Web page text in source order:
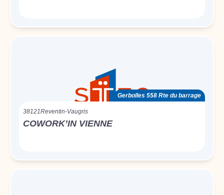
Gerbolles 558 Rte du barrage
38121Reventin-Vaugris
COWORK’IN VIENNE